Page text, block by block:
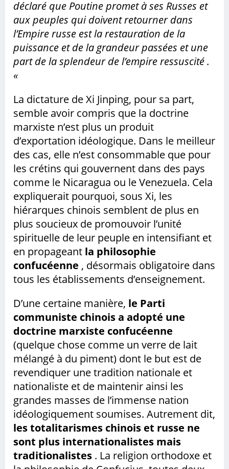
déclaré que Poutine promet à ses Russes et
aux peuples qui doivent retourner dans
l’Empirerusse est la restauration de la
puissance et de la grandeur passées et une
part de la splendeur de l’empire ressuscité .
«
La dictature de Xi Jinping, pour sa part,
semble avoir compris que la doctrine
marxiste n’est plus un produit
d’exportation idéologique. Dans le meilleur
des cas, elle n’est consommable que pour
les crétins qui gouvernent dans des pays
comme le Nicaragua ou le Venezuela. Cela
expliquerait pourquoi, sous Xi, les
hiérarques chinois semblent de plus en
plus soucieux de promouvoir l’unité
spirituelle de leur peuple en intensifiant et
en propageant la philosophie
confucéenne , désormais obligatoire dans
tous les établissements d’enseignement.
D’une certaine manière, le Parti
communiste chinois a adopté une
doctrine marxiste confucéenne
(quelque chose comme un verre de lait
mélangé à du piment) dont le but est de
revendiquer une tradition nationale et
nationaliste et de maintenir ainsi les
grandes masses de l’immense nation
idéologiquement soumises. Autrement dit,
les totalitarismes chinois et russe ne
sont plus internationalistes mais
traditionalistes . La religion orthodoxe et